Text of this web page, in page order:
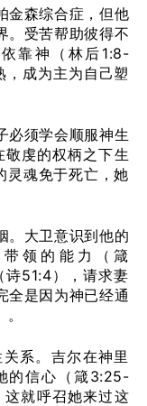
金森综合症，但他
。受苦帮助彼得不
靠神（林后1:8-
，成为主为自己塑
必须学会顺服神生
虔的权柄之下生
灵魂免于死亡，她
。大卫意识到他的
领的能力（箴
诗51:4），请求妻
全是因为神已经通
系。吉尔在神里
的信心（箴3:25-
就呼召她来过这